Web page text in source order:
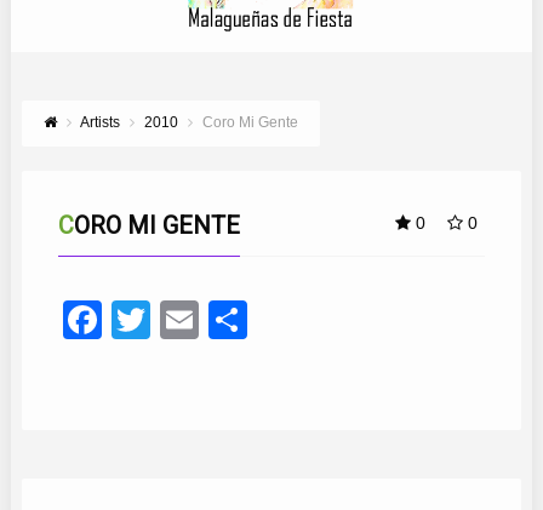
Artists 2010 Coro Mi Gente
0 0
CORO MI GENTE
Facebook
TwitterEmail